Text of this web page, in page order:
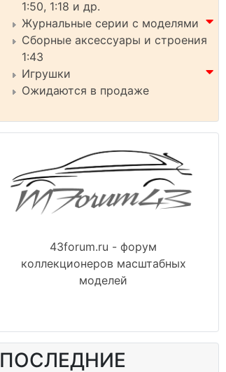
1:50, 1:18 и др.
Журнальные серии с моделями
Сборные аксессуары и строения
1:43
Игрушки
Ожидаются в продаже
43forum.ru - форум
коллекционеров масштабных
моделей
ПОСЛЕДНИЕ